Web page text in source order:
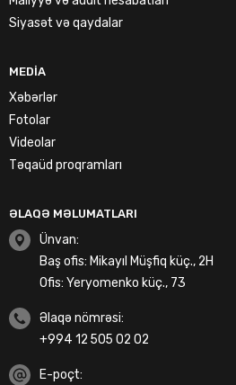
Siyasət və qaydalar
MEDIA
Xəbərlər
Fotolar
Videolar
Təqaüd proqramları
ƏLAQƏ MƏLUMATLARI
Ünvan:
Baş ofis: Mikayıl Müşfiq küç., 2H
Ofis: Yeryomenko küç., 73
Əlaqə nömrəsi:
+994 12 505 02 02
E-poçt: